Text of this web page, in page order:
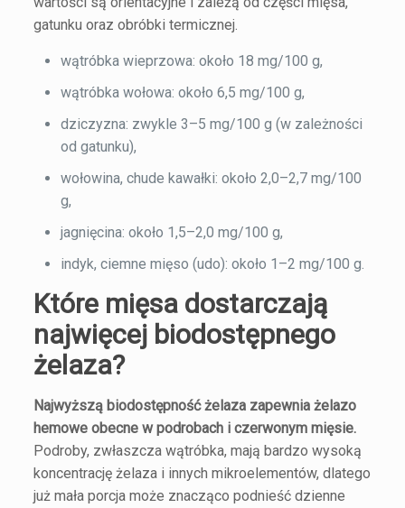
gatunku oraz obróbki termicznej.
wątróbka wieprzowa: około 18 mg/100 g,
wątróbka wołowa: około 6,5 mg/100 g,
dziczyzna: zwykle 3–5 mg/100 g (w zależności
od gatunku),
wołowina, chude kawałki: około 2,0–2,7 mg/100
g,
jagnięcina: około 1,5–2,0 mg/100 g,
indyk, ciemne mięso (udo): około 1–2 mg/100 g.
Które mięsa dostarczają
najwięcej biodostępnego
żelaza?
Najwyższą biodostępność żelaza zapewnia żelazo
hemowe obecne w podrobach i czerwonym mięsie.
Podroby, zwłaszcza wątróbka, mają bardzo wysoką
koncentrację żelaza i innych mikroelementów, dlatego
już mała porcja może znacząco podnieść dzienne